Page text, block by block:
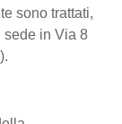
sono trattati,
sede in Via 8